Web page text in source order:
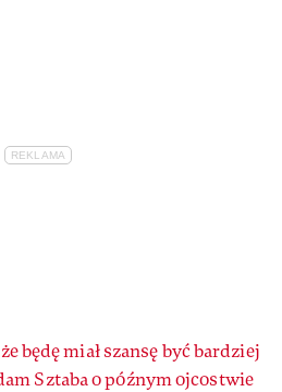
będę miał szansę być bardziej
Sztaba o późnym ojcostwie